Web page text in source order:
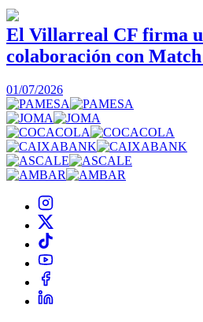
El Villarreal CF firma
colaboración con
01/07/2026